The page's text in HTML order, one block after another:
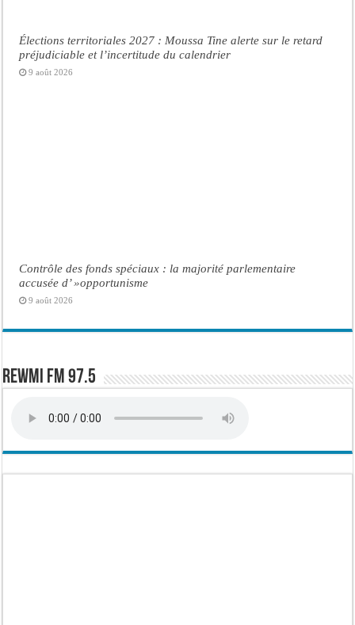
Élections territoriales 2027 : Moussa Tine alerte sur le retard
préjudiciable et l’incertitude du calendrier
9 août 2026
Contrôle des fonds spéciaux : la majorité parlementaire
accusée d’ »opportunisme
9 août 2026
Rewmi FM 97.5